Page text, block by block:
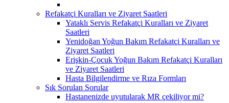
Refakatçi Kuralları ve Ziyaret Saatleri
Yataklı Servis Refakatçi Kuralları ve Ziyaret
Saatleri
Yenidoğan Yoğun Bakım Refakatçi Kuralları ve
Ziyaret Saatleri
Erişkin-Çocuk Yoğun Bakım Refakatçi Kuralları
ve Ziyaret Saatleri
Hasta Bilgilendirme ve Rıza Formları
Sık Sorulan Sorular
Hastanenizde uyutularak MR çekiliyor mi?